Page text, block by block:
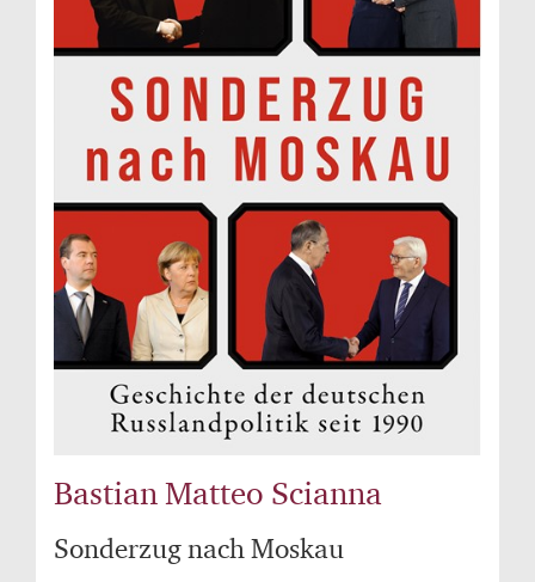
Bastian Matteo Scianna
Sonderzug nach Moskau